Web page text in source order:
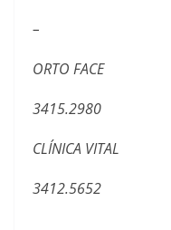
–
ORTO FACE
3415.2980
CLÍNICA VITAL
3412.5652